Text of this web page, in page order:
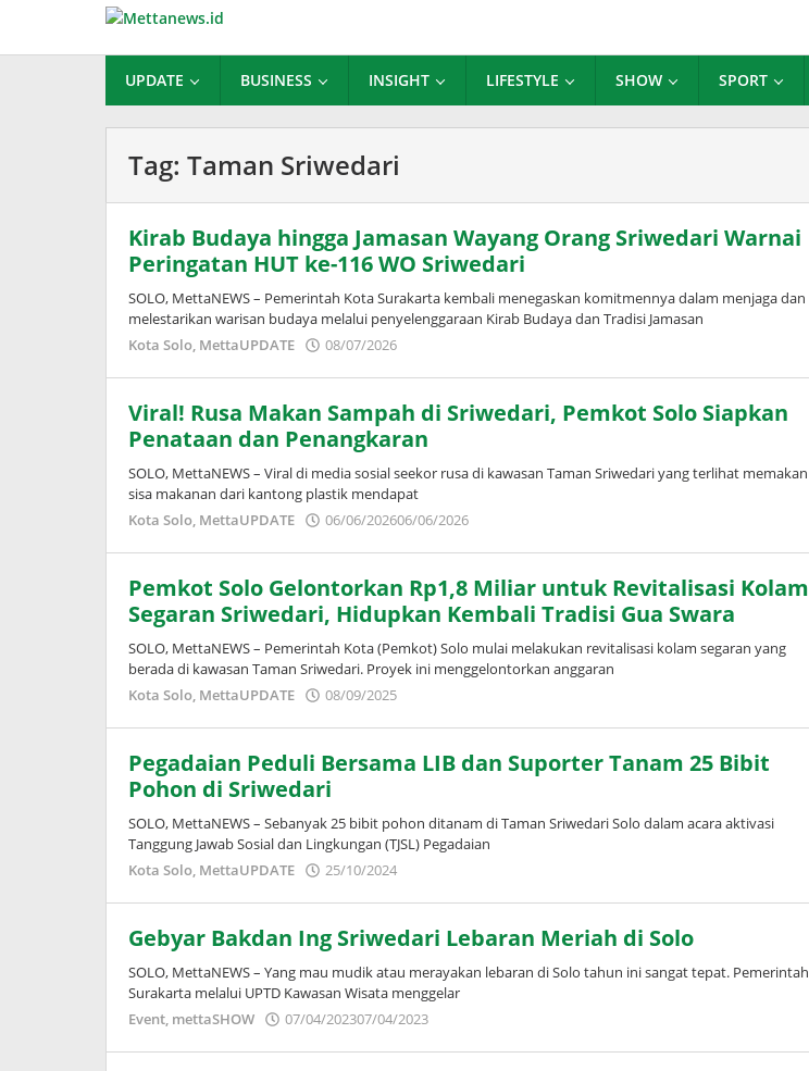
konten
UPDATE BUSINESS INSIGHT LIFESTYLE SHOW SPORT
Tag: Taman Sriwedari
Kirab Budaya hingga Jamasan Wayang Orang Sriwedari Warnai
Peringatan HUT ke-116 WO Sriwedari
SOLO, MettaNEWS – Pemerintah Kota Surakarta kembali menegaskan komitmennya dalam menjaga dan
melestarikan warisan budaya melalui penyelenggaraan Kirab Budaya dan Tradisi Jamasan
Kota Solo, MettaUPDATE 08/07/2026
Viral! Rusa Makan Sampah di Sriwedari, Pemkot Solo Siapkan
Penataan dan Penangkaran
SOLO, MettaNEWS – Viral di media sosial seekor rusa di kawasan Taman Sriwedari yang terlihat memakan
sisa makanan dari kantong plastik mendapat
Kota Solo, MettaUPDATE 06/06/202606/06/2026
Pemkot Solo Gelontorkan Rp1,8 Miliar untuk Revitalisasi Kolam
Segaran Sriwedari, Hidupkan Kembali Tradisi Gua Swara
SOLO, MettaNEWS – Pemerintah Kota (Pemkot) Solo mulai melakukan revitalisasi kolam segaran yang
berada di kawasan Taman Sriwedari. Proyek ini menggelontorkan anggaran
Kota Solo, MettaUPDATE 08/09/2025
Pegadaian Peduli Bersama LIB dan Suporter Tanam 25 Bibit
Pohon di Sriwedari
SOLO, MettaNEWS – Sebanyak 25 bibit pohon ditanam di Taman Sriwedari Solo dalam acara aktivasi
Tanggung Jawab Sosial dan Lingkungan (TJSL) Pegadaian
Kota Solo, MettaUPDATE 25/10/2024
Wardani
Gebyar Bakdan Ing Sriwedari Lebaran Meriah di Solo
SOLO, MettaNEWS – Yang mau mudik atau merayakan lebaran di Solo tahun ini sangat tepat. Pemerintah
Surakarta melalui UPTD Kawasan Wisata menggelar
Event, mettaSHOW 07/04/202307/04/2023